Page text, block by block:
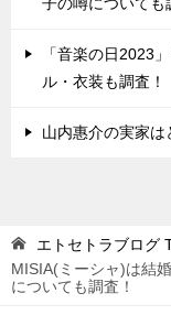
「音楽の日2023
ル・衣装も調査！
山内惠介の実家は
エトセトラブログ
MISIA(ミーシャ)は結
についても調査！